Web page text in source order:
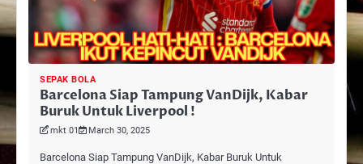
SEPAK BOLA
Barcelona Siap Tampung VanDijk, Kabar
Buruk Untuk Liverpool !
mkt 01 March 30, 2025
Barcelona Siap Tampung VanDijk, Kabar Buruk Untuk